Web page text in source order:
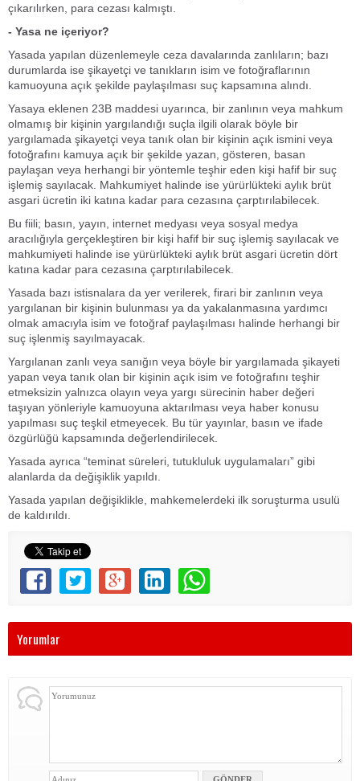
çıkarılırken, para cezası kalmıştı.
- Yasa ne içeriyor?
Yasada yapılan düzenlemeyle ceza davalarında zanlıların; bazı
durumlarda ise şikayetçi ve tanıkların isim ve fotoğraflarının
kamuoyuna açık şekilde paylaşılması suç kapsamına alındı.
Yasaya eklenen 23B maddesi uyarınca, bir zanlının veya mahkum
olmamış bir kişinin yargılandığı suçla ilgili olarak böyle bir
yargılamada şikayetçi veya tanık olan bir kişinin açık ismini veya
fotoğrafını kamuya açık bir şekilde yazan, gösteren, basan
paylaşan veya herhangi bir yöntemle teşhir eden kişi hafif bir suç
işlemiş sayılacak. Mahkumiyet halinde ise yürürlükteki aylık brüt
asgari ücretin iki katına kadar para cezasına çarptırılabilecek.
Bu fiili; basın, yayın, internet medyası veya sosyal medya
aracılığıyla gerçekleştiren bir kişi hafif bir suç işlemiş sayılacak ve
mahkumiyeti halinde ise yürürlükteki aylık brüt asgari ücretin dört
katına kadar para cezasına çarptırılabilecek.
Yasada bazı istisnalara da yer verilerek, firari bir zanlının veya
yargılanan bir kişinin bulunması ya da yakalanmasına yardımcı
olmak amacıyla isim ve fotoğraf paylaşılması halinde herhangi bir
suç işlenmiş sayılmayacak.
Yargılanan zanlı veya sanığın veya böyle bir yargılamada şikayeti
yapan veya tanık olan bir kişinin açık isim ve fotoğrafını teşhir
etmeksizin yalnızca olayın veya yargı sürecinin haber değeri
taşıyan yönleriyle kamuoyuna aktarılması veya haber konusu
yapılması suç teşkil etmeyecek. Bu tür yayınlar, basın ve ifade
özgürlüğü kapsamında değerlendirilecek.
Yasada ayrıca “teminat süreleri, tutukluluk uygulamaları” gibi
alanlarda da değişiklik yapıldı.
Yasada yapılan değişiklikle, mahkemelerdeki ilk soruşturma usulü
de kaldırıldı.
Yorumlar